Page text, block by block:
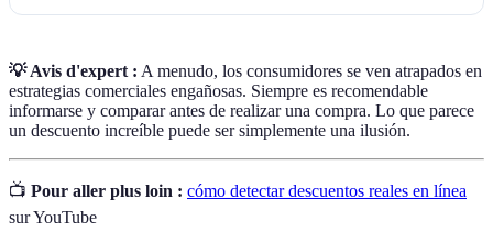
💡 Avis d'expert : A menudo, los consumidores se ven atrapados en
estrategias comerciales engañosas. Siempre es recomendable
informarse y comparar antes de realizar una compra. Lo que parece
un descuento increíble puede ser simplemente una ilusión.
📺 Pour aller plus loin : cómo detectar descuentos reales en línea
sur YouTube